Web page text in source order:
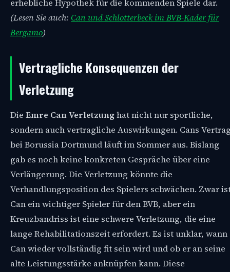
erhebliche Hypothek für die kommenden Spiele dar.
(Lesen Sie auch: Can und Schlotterbeck im BVB-Kader für
Bergamo)
Vertragliche Konsequenzen der
Verletzung
Die Emre Can Verletzunghat nicht nur sportliche,
sondern auch vertragliche Auswirkungen. Cans
bei Borussia Dortmund läuft im Sommer aus. Bislang
gab es noch keine konkreten Gespräche über eine
Verlängerung. Die Verletzung könnte die
Verhandlungsposition des Spielers schwächen. Zwar
Can ein wichtiger Spieler für den BVB, aber ein
Kreuzbandriss ist eine schwere Verletzung, die eine
lange Rehabilitationszeit erfordert. Es ist unklar, wann
Can wieder vollständig fit sein wird und ob er an seine
alte Leistungsstärke anknüpfen kann. Diese